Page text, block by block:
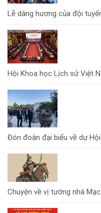
Lễ dâng hương của đội
Hội Khoa học Lịch sử Việt
Đón đoàn đại biểu về dự
Chuyện về vị tướng nhà